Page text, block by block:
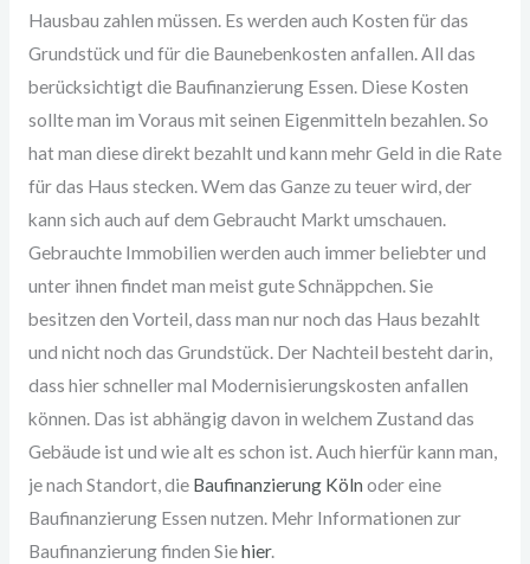
Hausbau zahlen müssen. Es werden auch Kosten für das
Grundstück und für die Baunebenkosten anfallen. All das
berücksichtigt die Baufinanzierung Essen. Diese Kosten
sollte man im Voraus mit seinen Eigenmitteln bezahlen. So
hat man diese direkt bezahlt und kann mehr Geld in die Rate
für das Haus stecken. Wem das Ganze zu teuer wird, der
kann sich auch auf dem Gebraucht Markt umschauen.
Gebrauchte Immobilien werden auch immer beliebter und
unter ihnen findet man meist gute Schnäppchen. Sie
besitzen den Vorteil, dass man nur noch das Haus bezahlt
und nicht noch das Grundstück. Der Nachteil besteht darin,
dass hier schneller mal Modernisierungskosten anfallen
können. Das ist abhängig davon in welchem Zustand das
Gebäude ist und wie alt es schon ist. Auch hierfür kann man,
je nach Standort, die Baufinanzierung Köln oder eine
Baufinanzierung Essen nutzen. Mehr Informationen zur
Baufinanzierung finden Siehier.